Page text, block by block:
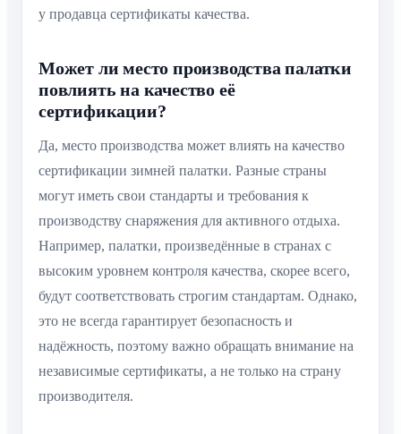
у продавца сертификаты качества.
Может ли место производства палатки
повлиять на качество её
сертификации?
Да, место производства может влиять на качество
сертификации зимней палатки. Разные страны
могут иметь свои стандарты и требования к
производству снаряжения для активного отдыха.
Например, палатки, произведённые в странах с
высоким уровнем контроля качества, скорее всего,
будут соответствовать строгим стандартам. Однако,
это не всегда гарантирует безопасность и
надёжность, поэтому важно обращать внимание на
независимые сертификаты, а не только на страну
производителя.